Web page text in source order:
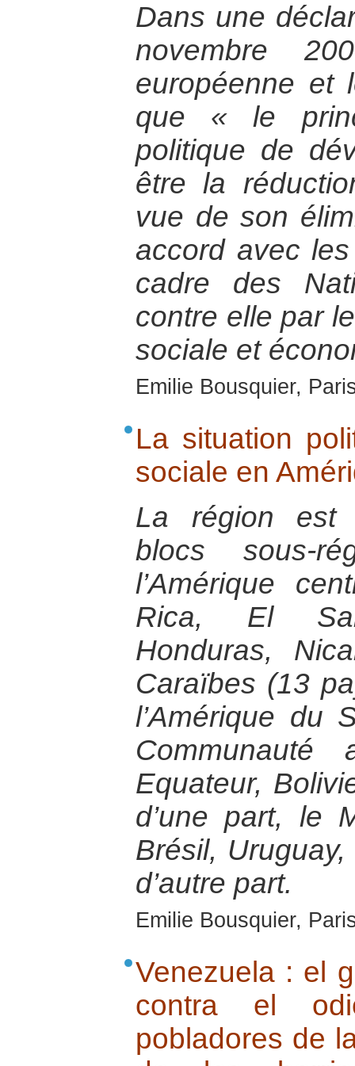
Dans une
novembre
européenne et
que « le
politique de
être la
vue de son
accord avec
cadre des
contre elle par
sociale et
Emilie Bousquier,
La situation
sociale en
La région est
blocs sous-
l’Amérique
Rica, El
Honduras,
Caraïbes (13
l’Amérique du
Communauté
Equateur,
d’une part, le
Brésil,
d’autre part.
Emilie Bousquier,
Venezuela : el
contra el
pobladores de